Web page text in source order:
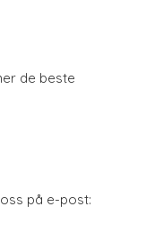
de beste
på e-post: